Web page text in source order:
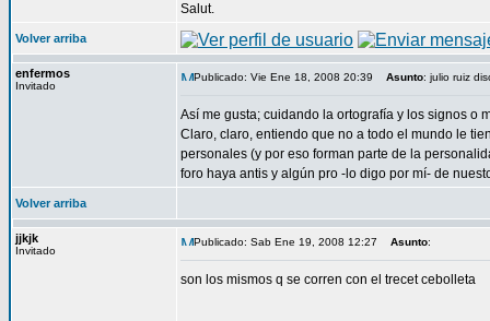
Salut.
Volver arriba
enfermos
Invitado
Publicado: Vie Ene 18, 2008 20:39 Asunto: julio ruiz
Así me gusta; cuidando la ortografía y los signos o
Claro, claro, entiendo que no a todo el mundo le
personales (y por eso forman parte de la
foro haya antis y algún pro -lo digo por mí- de
Volver arriba
jjkjk
Invitado
Publicado: Sab Ene 19, 2008 12:27 Asunto:
son los mismos q se corren con el trecet cebolleta